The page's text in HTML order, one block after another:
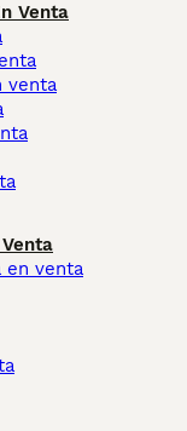
Venta
venta
en venta